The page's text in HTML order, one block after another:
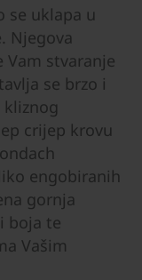
se uklapa u
Njegova
Vam stvaranje
se brzo i
crijep krovu
engobiranih
gornja
boja te
Vašim